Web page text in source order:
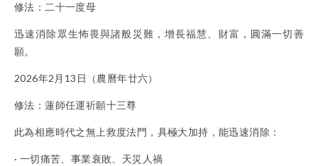
修法：二十一度母
迅速消除眾生怖畏與諸般災難，增長福慧、財富，圓滿一切善
願。
2026年2月13日（農曆年廿六）
修法：蓮師任運祈願十三尊
此為相應時代之無上救度法門，具極大加持，能迅速消除：
· 一切痛苦、事業衰敗、天災人禍